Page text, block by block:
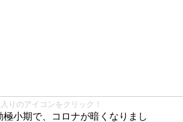
りのアイコンをクリック！
極小期で、コロナが暗くなりまし